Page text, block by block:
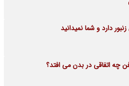
دارد و شما نمیدانید
چه اتفاقی در بدن می افتد؟